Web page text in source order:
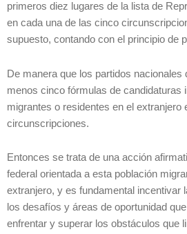
primeros diez lugares de la lista de
en cada una de las cinco
supuesto, contando con el principio de
De manera que los partidos nacionales
menos cinco fórmulas de candidaturas
migrantes o residentes en el extranjero
circunscripciones.
Entonces se trata de una acción
federal orientada a esta población
extranjero, y es fundamental incentivar
los desafíos y áreas de oportunidad
enfrentar y superar los obstáculos que